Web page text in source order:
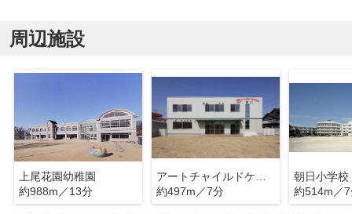
周辺施設
上尾花園幼稚園
約988m／13分
約497m／7分
朝日小学校
約514m／